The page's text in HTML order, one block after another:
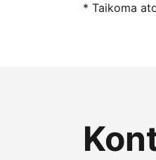
* Taikoma